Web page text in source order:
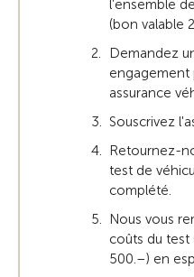
l’ensemble
(bon valable
Demandez
engagement
assurance
Souscrivez
Retournez-
test de
complété.
Nous vous
coûts du test
500.–) en